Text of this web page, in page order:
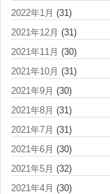
2022年1月 (31)
2021年12月 (31)
2021年11月 (30)
2021年10月 (31)
2021年9月 (30)
2021年8月 (31)
2021年7月 (31)
2021年6月 (30)
2021年5月 (32)
2021年4月 (30)